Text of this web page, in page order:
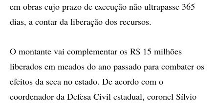
em obras cujo prazo de execução não ultrapasse 365
dias, a contar da liberação dos recursos.
O montante vai complementar os R$ 15 milhões
liberados em meados do ano passado para combater os
efeitos da seca no estado. De acordo com o
coordenador da Defesa Civil estadual, coronel Sílvio